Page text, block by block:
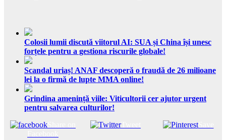
Colosii lumii discută viitorul AI: SUA și China își unesc
forțele pentru a gestiona riscurile globale!
Scandal uriaș! ANAF descoperă o fraudă de 26 milioane
lei la o firmă de lupte MMA online!
Grindina amenință viile: Viticultorii cer ajutor urgent
pentru salvarea culturilor!
Tweet Save